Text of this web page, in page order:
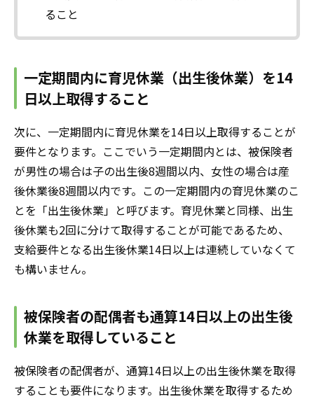
ること
一定期間内に育児休業（出生後休業）を14
日以上取得すること
次に、一定期間内に育児休業を14日以上取得することが
要件となります。ここでいう一定期間内とは、被保険者
が男性の場合は子の出生後8週間以内、女性の場合は産
後休業後8週間以内です。この一定期間内の育児休業のこ
とを「出生後休業」と呼びます。育児休業と同様、出生
後休業も2回に分けて取得することが可能であるため、
支給要件となる出生後休業14日以上は連続していなくて
も構いません。
被保険者の配偶者も通算14日以上の出生後
休業を取得していること
被保険者の配偶者が、通算14日以上の出生後休業を取得
することも要件になります。出生後休業を取得するため